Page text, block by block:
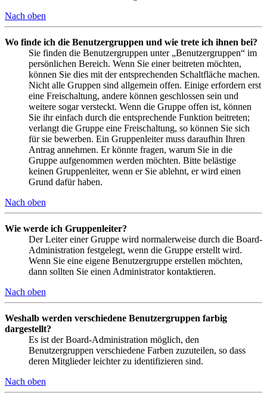
Nach oben
Wo finde ich die Benutzergruppen und wie trete ich ihnen bei?
Sie finden die Benutzergruppen unter „Benutzergruppen“ im
persönlichen Bereich. Wenn Sie einer beitreten möchten,
können Sie dies mit der entsprechenden Schaltfläche machen.
Nicht alle Gruppen sind allgemein offen. Einige erfordern erst
eine Freischaltung, andere können geschlossen sein und
weitere sogar versteckt. Wenn die Gruppe offen ist, können
Sie ihr einfach durch die entsprechende Funktion beitreten;
verlangt die Gruppe eine Freischaltung, so können Sie sich
für sie bewerben. Ein Gruppenleiter muss daraufhin Ihren
Antrag annehmen. Er könnte fragen, warum Sie in die
Gruppe aufgenommen werden möchten. Bitte belästige
keinen Gruppenleiter, wenn er Sie ablehnt, er wird einen
Grund dafür haben.
Nach oben
Wie werde ich Gruppenleiter?
Der Leiter einer Gruppe wird normalerweise durch die Board-
Administration festgelegt, wenn die Gruppe erstellt wird.
Wenn Sie eine eigene Benutzergruppe erstellen möchten,
dann sollten Sie einen Administrator kontaktieren.
Nach oben
Weshalb werden verschiedene Benutzergruppen farbig
dargestellt?
Es ist der Board-Administration möglich, den
Benutzergruppen verschiedene Farben zuzuteilen, so dass
deren Mitglieder leichter zu identifizieren sind.
Nach oben